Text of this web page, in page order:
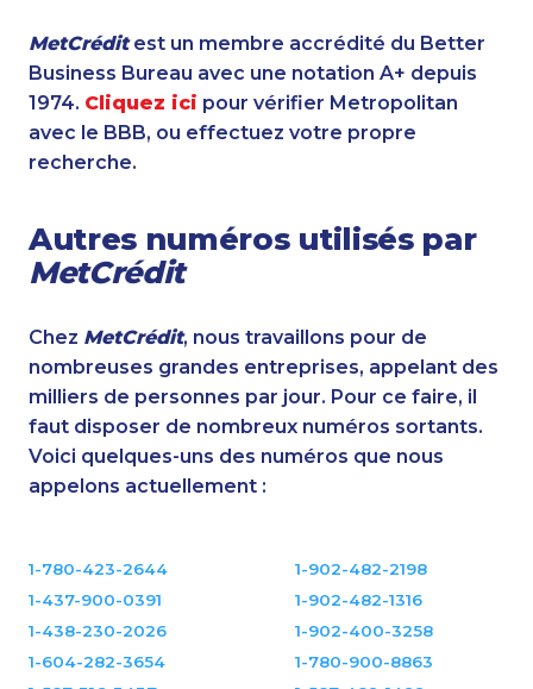
MetCréditest un membre accrédité du Better
Business Bureau avec une notation A+ depuis
1974. Cliquez ici pour vérifier Metropolitan
avec le BBB, ou effectuez votre propre
recherche.
Autres numéros utilisés par
MetCrédit
Chez MetCrédit, nous travaillons pour de
nombreuses grandes entreprises, appelant des
milliers de personnes par jour. Pour ce faire, il
faut disposer de nombreux numéros sortants.
Voici quelques-uns des numéros que nous
appelons actuellement :
1-780-423-2644
1-902-482-2198
1-437-900-0391
1-902-482-1316
1-438-230-2026
1-902-400-3258
1-604-282-3654
1-780-900-8863